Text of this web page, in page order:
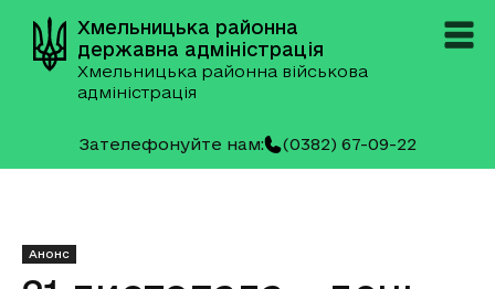
Хмельницька районна
державна адміністрація
Хмельницька районна військова
адміністрація
Зателефонуйте нам: (0382) 67-09-22
Анонс